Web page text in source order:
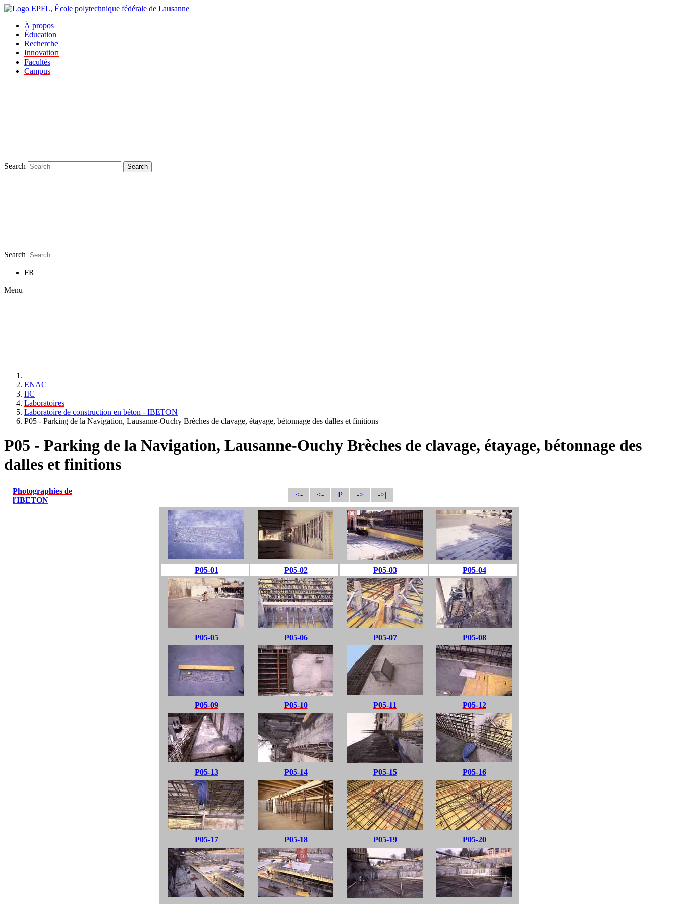
À propos
Éducation
Recherche
Innovation
Facultés
Campus
Search Search
Search
FR
Menu
ENAC
IIC
Laboratoires
Laboratoire de construction en béton - IBETON
P05 - Parking de la Navigation, Lausanne-Ouchy Brèches de clavage, étayage, bétonnage des dalles et finitions
P05 - Parking de la Navigation, Lausanne-Ouchy Brèches de clavage, étayage, bétonnage des
dalles et finitions
Photographies de
l'IBETON
|<- <- P -> ->|
P05-01 P05-02 P05-03 P05-04
P05-05 P05-06 P05-07 P05-08
P05-09 P05-10 P05-11 P05-12
P05-13 P05-14 P05-15 P05-16
P05-17 P05-18 P05-19 P05-20